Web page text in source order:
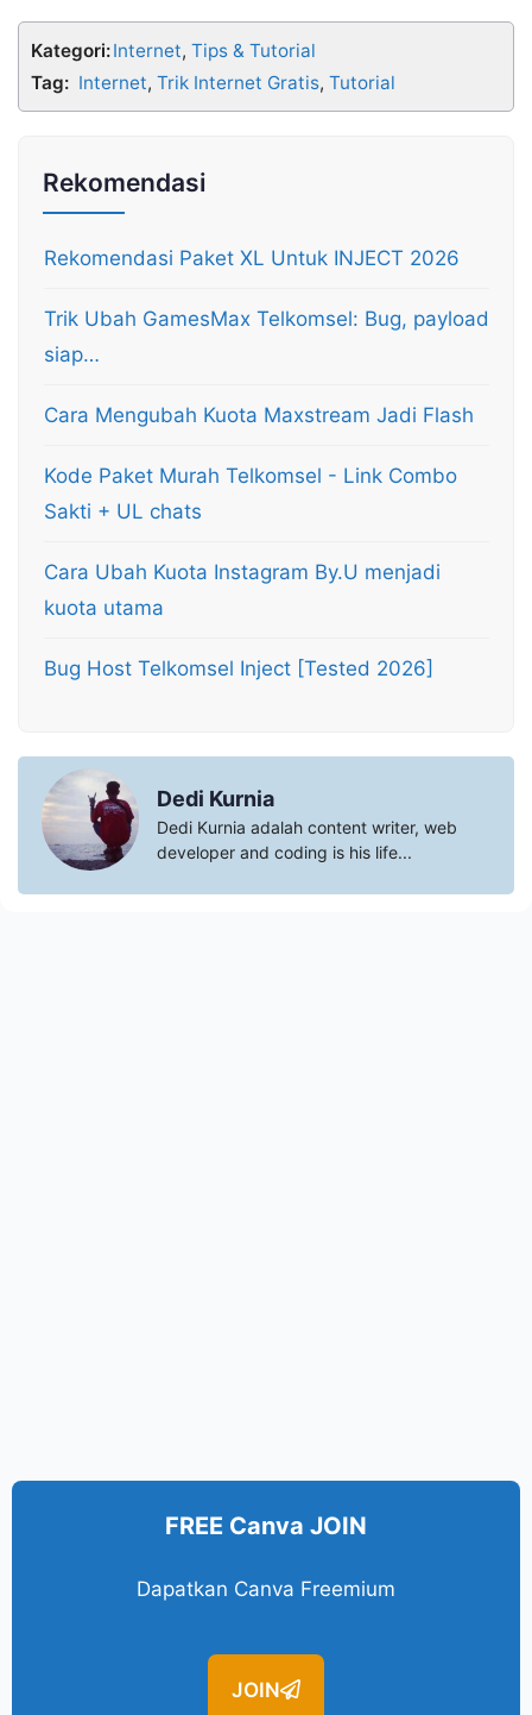
(Twitter)
Kategori:Internet, Tips & Tutorial
Tag: Internet, Trik Internet Gratis, Tutorial
Rekomendasi
Rekomendasi Paket XL Untuk INJECT 2026
Trik Ubah GamesMax Telkomsel: Bug, payload
siap…
Cara Mengubah Kuota Maxstream Jadi Flash
Kode Paket Murah Telkomsel - Link Combo
Sakti + UL chats
Cara Ubah Kuota Instagram By.U menjadi
kuota utama
Bug Host Telkomsel Inject [Tested 2026]
Dedi Kurnia
Dedi Kurnia adalah content writer, web
developer and coding is his life...
FREE Canva JOIN
Dapatkan Canva Freemium
JOIN